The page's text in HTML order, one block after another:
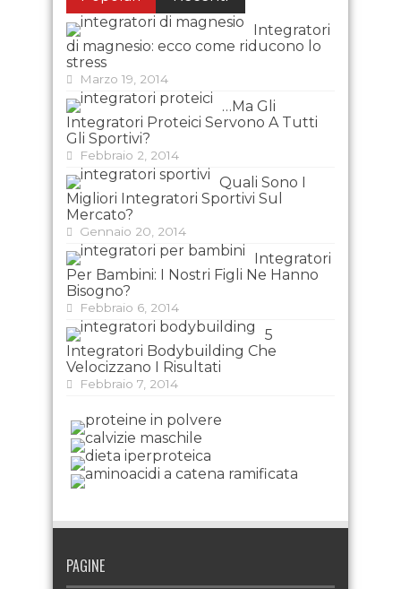
Integratori
di magnesio: ecco come riducono lo
stress
Marzo 19, 2014
…Ma Gli
Integratori Proteici Servono A Tutti
Gli Sportivi?
Febbraio 2, 2014
Quali Sono I
Migliori Integratori Sportivi Sul
Mercato?
Gennaio 20, 2014
Integratori
Per Bambini: I Nostri Figli Ne Hanno
Bisogno?
Febbraio 6, 2014
5
Integratori Bodybuilding Che
Velocizzano I Risultati
Febbraio 7, 2014
PAGINE